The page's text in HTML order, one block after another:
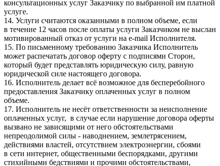
консультационных услуг Заказчику по выбранной им платной
услуге.
14. Услуги считаются оказанными в полном объеме, если
в течение 12 часов после оплаты услуги Заказчиком не выслан
мотивированный отказ от услуги на e-mail Исполнителя.
15. По письменному требованию Заказчика Исполнитель
может распечатать договор оферту с подписями Сторон,
который будет представлять юридическую силу, равную
юридической силе настоящего договора.
16. Исполнитель делает всё возможное для бесперебойного
предоставления Заказчику оплаченных услуг в полном
объеме.
17. Исполнитель не несёт ответственности за неисполнение
оплаченных услуг, в случае если нарушение договора оферты
вызвано не зависящими от него обстоятельствами
непреодолимой силы - наводнением, землетрясением,
действиями властей, отсутствием электроэнергии, сбоями
в сети интернет, общественными беспорядками, другими
стихийными бедствиями и прочими обстоятельствами,